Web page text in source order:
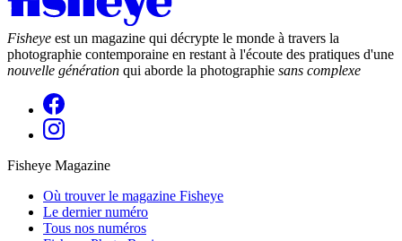
Fisheye est un magazine qui décrypte le monde à travers la
photographie contemporaine en restant à l'écoute des pratiques d'une
nouvelle génération qui aborde la photographie sans complexe
Fisheye Magazine
Où trouver le magazine Fisheye
Le dernier numéro
Tous nos numéros